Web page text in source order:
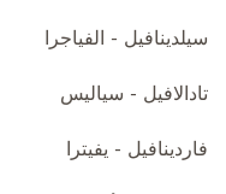
سيلدينافيل - الفياجرا
تادالافيل - سياليس
فاردينافيل - يفيترا